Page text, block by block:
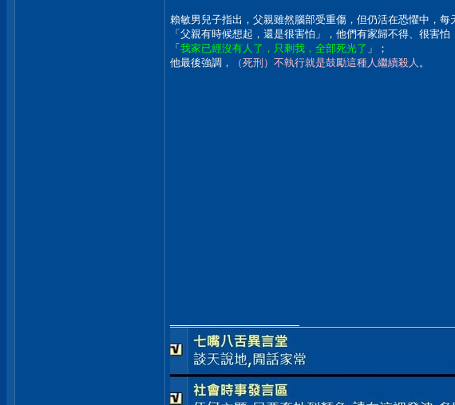
賴敏男兒子指出，父親雖然腦部受重傷，但仍活在恐懼中，每
「父親有時候想起，還是很害怕」，他們有家歸不得、很害怕
「 我家已經沒有人了，只剩我，全部死光了 」；
他最後強調，
（死刑）不執行就是鼓勵這種人繼續殺人 。